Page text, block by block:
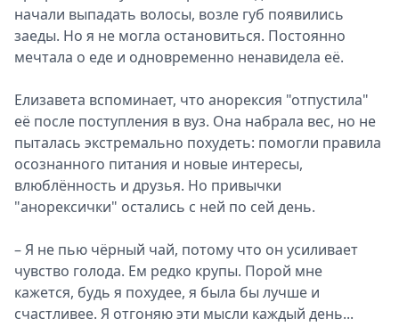
начали выпадать волосы, возле губ появились
заеды. Но я не могла остановиться. Постоянно
мечтала о еде и одновременно ненавидела её.
Елизавета вспоминает, что анорексия "отпустила"
её после поступления в вуз. Она набрала вес, но не
пыталась экстремально похудеть: помогли правила
осознанного питания и новые интересы,
влюблённость и друзья. Но привычки
"анорексички" остались с ней по сей день.
– Я не пью чёрный чай, потому что он усиливает
чувство голода. Ем редко крупы. Порой мне
кажется, будь я похудее, я была бы лучше и
счастливее. Я отгоняю эти мысли каждый день...